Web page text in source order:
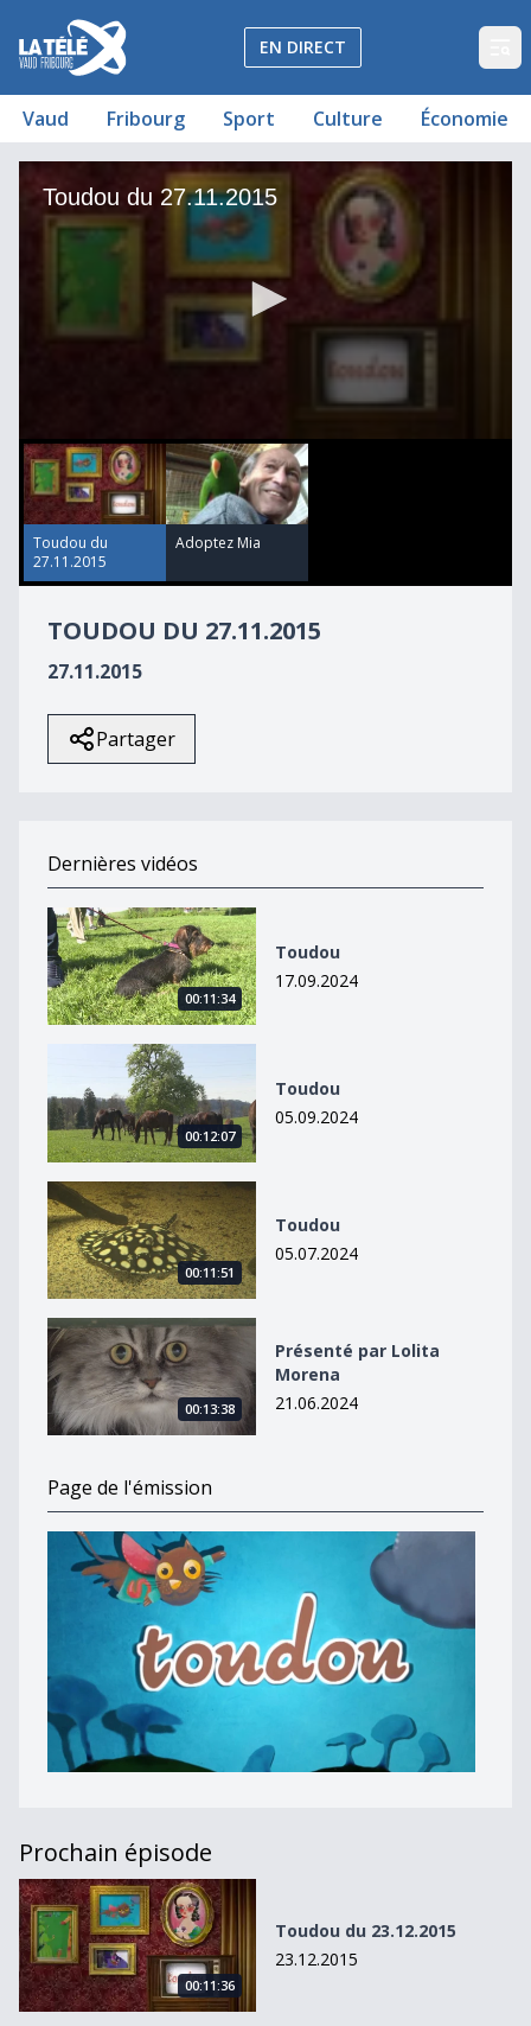
La Télé - Télévision régionale Vaud et Fribourg
EN DIRECT
Vaud Fribourg Sport Culture Économie
Toudou du 27.11.2015
Adoptez Mia
Toudou du 27.11.2015
0
seconds
of
12
minutes,
47
seconds
Toudou du
27.11.2015
Adoptez Mia
TOUDOU DU 27.11.2015
27.11.2015
Partager
Dernières vidéos
Toudou
00:11:34
Toudou
17.09.2024
00:12:07
Toudou
05.09.2024
Toudou
00:11:51
Toudou
05.07.2024
Présenté par Lolita Morena
00:13:38
Présenté par Lolita
Morena
21.06.2024
Page de l'émission
Prochain épisode
Toudou du 23.12.2015
00:11:36
Toudou du 23.12.2015
23.12.2015